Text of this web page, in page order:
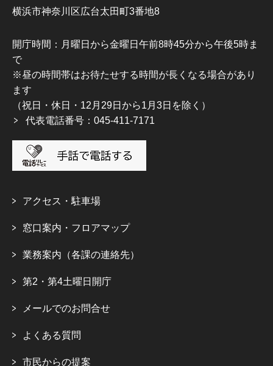
横浜市神奈川区広台太田町3番地8
開庁時間：月曜日から金曜日午前8時45分から午後5時ま
で
※昼の時間帯はお待たせする時間が長くなる場合があり
ます
（祝日・休日・12月29日から1月3日を除く）
代表電話番号：045-411-7171
アクセス・駐車場
窓口案内・フロアマップ
業務案内（各課の連絡先）
第2・第4土曜日開庁
メールでのお問合せ
よくある質問
市民からの提案